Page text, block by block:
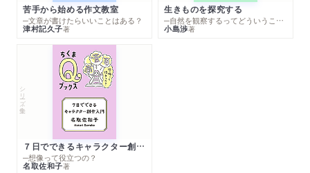
苦手から始める作文教室
─文章が書けたらいいことはある？
津村記久子著
生きものを探究する
─自然を観察するってどういうこと？
小島渉著
シリーズ・全集
７日でできるキャラクター創作入門
─想像って役立つの？
名取佐和子著